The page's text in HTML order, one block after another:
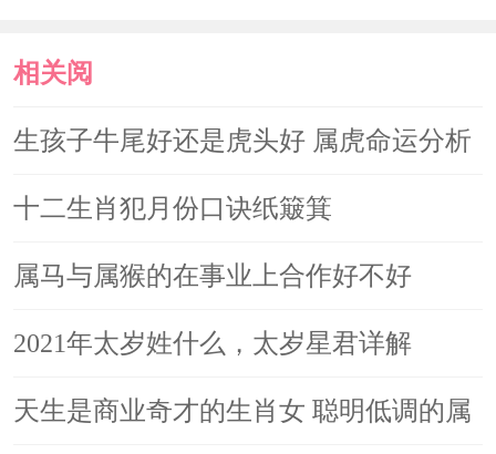
相关阅
读
生孩子牛尾好还是虎头好 属虎命运分析
十二生肖犯月份口诀纸簸箕
属马与属猴的在事业上合作好不好
2021年太岁姓什么，太岁星君详解
天生是商业奇才的生肖女 聪明低调的属